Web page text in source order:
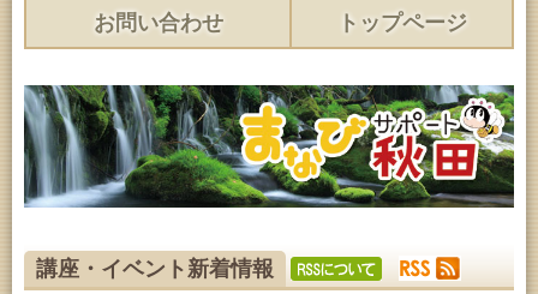
お問い合わせ トップページ
講座・イベント新着情報